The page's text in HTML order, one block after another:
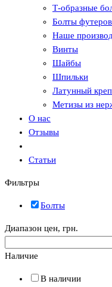
Т-образные
Болты
Наше
Винты
Шайбы
Шпильки
Латунный
Метизы из
О нас
Отзывы
Статьи
Фильтры
Болты
Диапазон цен, грн.
Наличие
В наличии